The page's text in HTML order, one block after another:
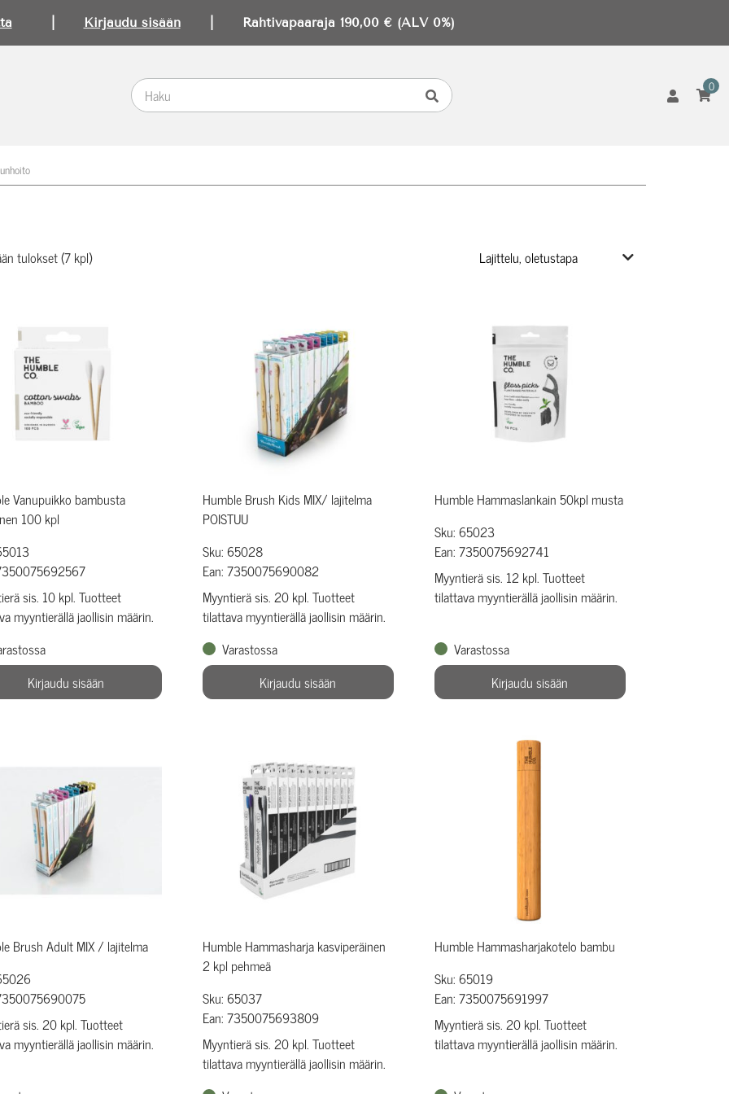
Kirjaudu sisään| Rahtivapaaraja 190,00 € (ALV 0%)
0
tulokset (7 kpl)
Vanupuikko bambusta
100 kpl
sis. 10 kpl. Tuotteet
myyntierällä jaollisin määrin.
Kirjaudu sisään
Humble Brush Kids MIX/ lajitelma
POISTUU
Sku: 65028
Ean: 7350075690082
Myyntierä sis. 20 kpl. Tuotteet
tilattava myyntierällä jaollisin määrin.
Varastossa
Kirjaudu sisään
Humble Hammaslankain 50kpl musta
Sku: 65023
Ean: 7350075692741
Myyntierä sis. 12 kpl. Tuotteet
tilattava myyntierällä jaollisin määrin.
Varastossa
Kirjaudu sisään
Brush Adult MIX / lajitelma
sis. 20 kpl. Tuotteet
myyntierällä jaollisin määrin.
Humble Hammasharja kasviperäinen
2 kpl pehmeä
Sku: 65037
Ean: 7350075693809
Myyntierä sis. 20 kpl. Tuotteet
tilattava myyntierällä jaollisin määrin.
Humble Hammasharjakotelo bambu
Sku: 65019
Ean: 7350075691997
Myyntierä sis. 20 kpl. Tuotteet
tilattava myyntierällä jaollisin määrin.